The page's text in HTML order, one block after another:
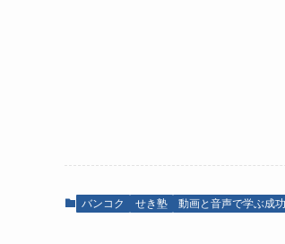
バンコク せき塾 動画と音声で学ぶ成